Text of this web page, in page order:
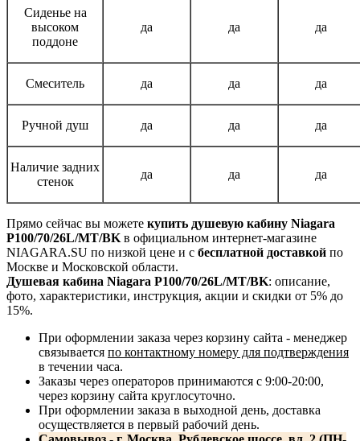
Сиденье на
высоком
поддоне
да да да
Смеситель да да да
Ручной душ да да да
Наличие задних
стенок
да да да
Прямо сейчас вы можете купить душевую кабину Niagara
P100/70/26L/MT/BK в официальном интернет-магазине
NIAGARA.SU по низкой цене и с бесплатной доставкой по
Москве и Московской области.
Душевая кабина Niagara P100/70/26L/MT/BK: описание,
фото, характеристики, инструкция, акции и скидки от 5% до
15%.
При оформлении заказа через корзину сайта - менеджер
связывается по контактному номеру для подтверждения
в течении часа.
Заказы через операторов принимаются с 9:00-20:00,
через корзину сайта круглосуточно.
При оформлении заказа в выходной день, доставка
осуществляется в первый рабочий день.